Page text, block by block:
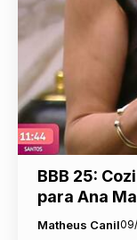
BBB 25:
para Ana
Matheus Canil